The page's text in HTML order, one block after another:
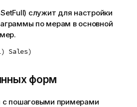
служит для настройки
по мерам в основной
Sales)
форм
с пошаговыми примерами